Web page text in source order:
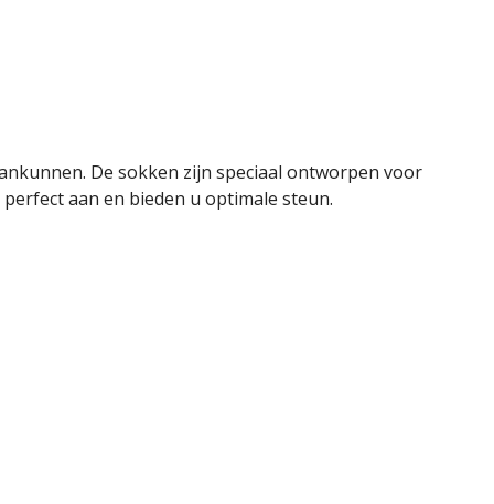
De sokken zijn speciaal ontworpen voor
aan en bieden u optimale steun.